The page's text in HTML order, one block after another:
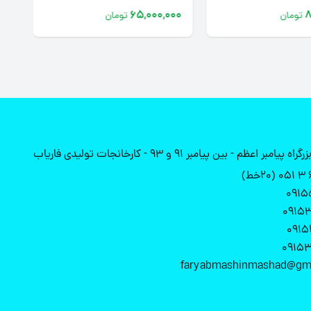
تومان
65,000,000تومان
- بین پیامبر 91 و 93 - کارخانجات تولیدی فاریاب